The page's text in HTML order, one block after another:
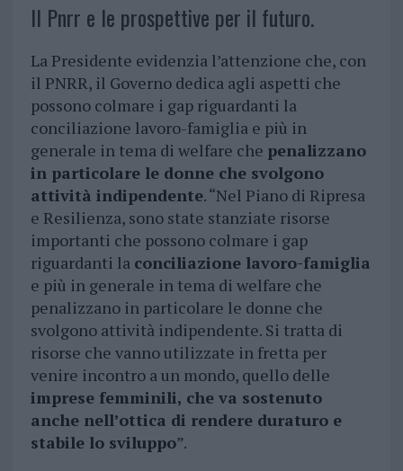
Il Pnrr e le prospettive per il futuro.
La Presidente evidenzia l’attenzione che, con
il PNRR, il Governo dedica agli aspetti che
possono colmare i gap riguardanti la
conciliazione lavoro-famiglia e più in
generale in tema di welfare che penalizzano
in particolare le donne che svolgono
attività indipendente. “Nel Piano di Ripresa
e Resilienza, sono state stanziate risorse
importanti che possono colmare i gap
riguardanti la conciliazione lavoro-famiglia
e più in generale in tema di welfare che
penalizzano in particolare le donne che
svolgono attività indipendente. Si tratta di
risorse che vanno utilizzate in fretta per
venire incontro a un mondo, quello delle
imprese femminili, che va sostenuto
anche nell’ottica di rendere duraturo e
stabile lo sviluppo”.